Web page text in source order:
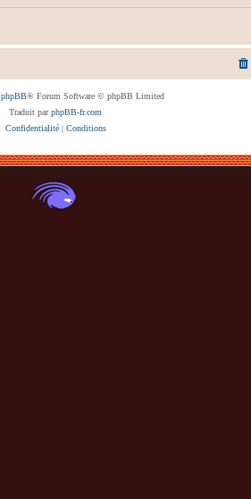
phpBB® Forum Software © phpBB Limited
Traduit parphpBB-fr.com
Confidentialité| Conditions